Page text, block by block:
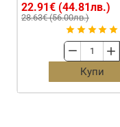
22.91€ (44.81лв.)
28.63€ (56.00лв.)
Макара
преден
аванс
SHIMANO
Купи